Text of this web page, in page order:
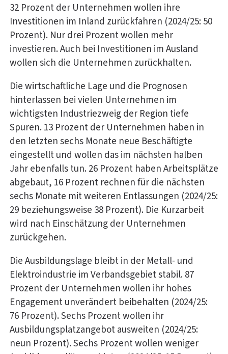
32 Prozent der Unternehmen wollen ihre
Investitionen im Inland zurückfahren (2024/25: 50
Prozent). Nur drei Prozent wollen mehr
investieren. Auch bei Investitionen im Ausland
wollen sich die Unternehmen zurückhalten.
Die wirtschaftliche Lage und die Prognosen
hinterlassen bei vielen Unternehmen im
wichtigsten Industriezweig der Region tiefe
Spuren. 13 Prozent der Unternehmen haben in
den letzten sechs Monate neue Beschäftigte
eingestellt und wollen das im nächsten halben
Jahr ebenfalls tun. 26 Prozent haben Arbeitsplätze
abgebaut, 16 Prozent rechnen für die nächsten
sechs Monate mit weiteren Entlassungen (2024/25:
29 beziehungsweise 38 Prozent). Die Kurzarbeit
wird nach Einschätzung der Unternehmen
zurückgehen.
Die Ausbildungslage bleibt in der Metall- und
Elektroindustrie im Verbandsgebiet stabil. 87
Prozent der Unternehmen wollen ihr hohes
Engagement unverändert beibehalten (2024/25:
76 Prozent). Sechs Prozent wollen ihr
Ausbildungsplatzangebot ausweiten (2024/25:
neun Prozent). Sechs Prozent wollen weniger